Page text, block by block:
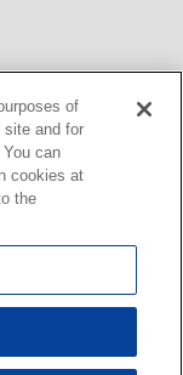
・システム向け地
DB 住所確認
地図割プラス
of
site and for
can
cookies at
the